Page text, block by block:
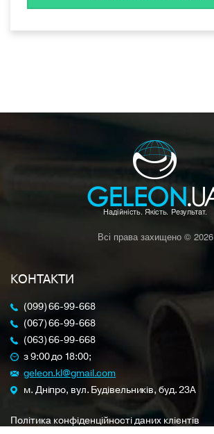
Всі права захищено © 2026
КОНТАКТИ
(099) 66-99-668
(067) 66-99-668
(063) 66-99-668
з 9:00 до 18:00;
geleon.kl@gmail.com
м. Дніпро, вул. Будівельників, буд. 23A
Політика конфіденційності даних клієнтів